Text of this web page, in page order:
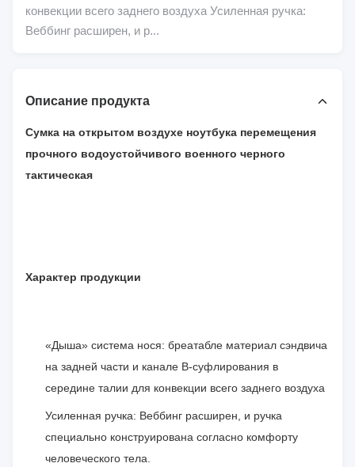
конвекции всего заднего воздуха Усиленная ручка:
Веббинг расширен, и р...
Описание продукта
Сумка на открытом воздухе ноутбука перемещения
прочного водоустойчивого военного черного
тактическая
Характер продукции
«Дыша» система нося: бреатабле материал сэндвича
на задней части и канале В-суфлирования в
середине талии для конвекции всего заднего воздуха
Усиленная ручка: Веббинг расширен, и ручка
специально конструирована согласно комфорту
человеческого тела.